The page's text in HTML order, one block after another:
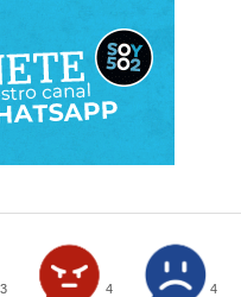
3 4 4